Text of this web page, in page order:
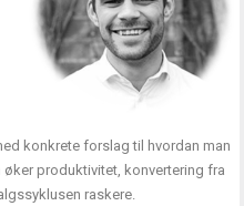
konkrete forslag til hvordan man
produktivitet, konvertering fra
raskere.